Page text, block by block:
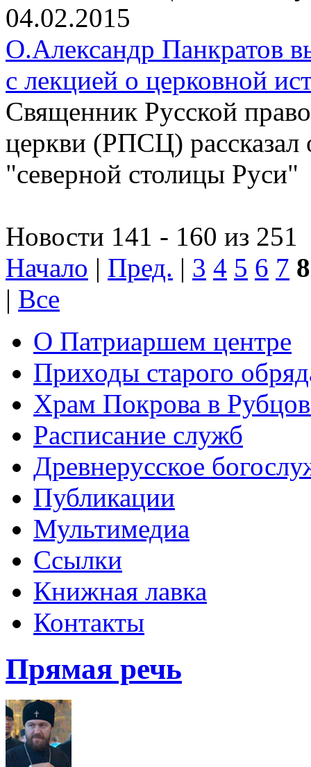
04.02.2015
О.Александр Панкратов
с лекцией о церковной
Священник Русской
церкви (РПСЦ) рассказал
"северной столицы Руси"
Новости 141 - 160 из 251
Начало | Пред. | 3 4 5 6 7 8
| Все
О Патриаршем центре
Приходы старого
Храм Покрова в
Расписание служб
Древнерусское
Публикации
Мультимедиа
Ссылки
Книжная лавка
Контакты
Прямая речь